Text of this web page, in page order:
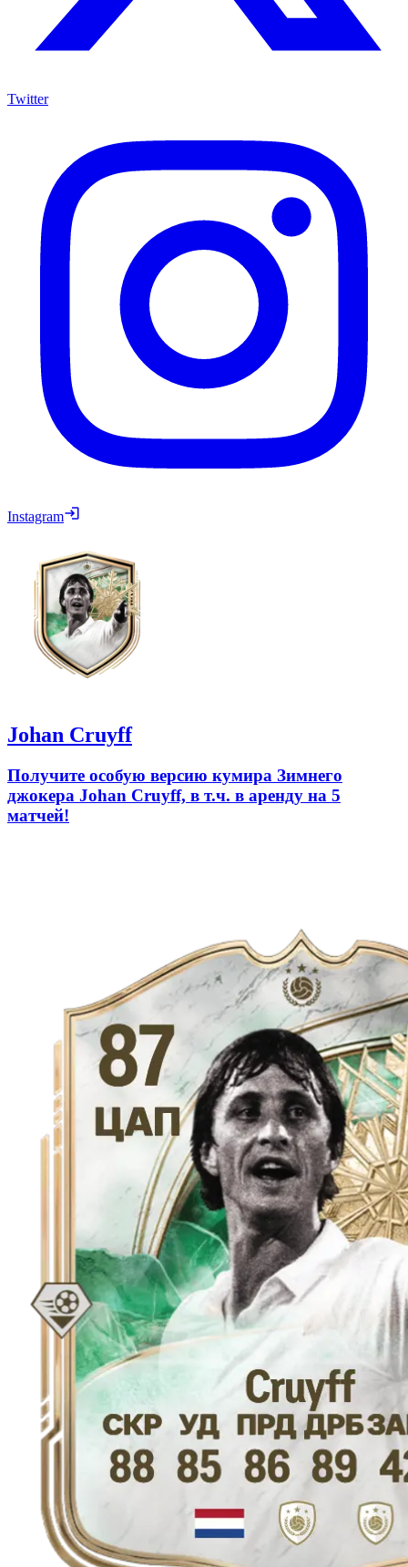
Twitter
Instagram
Johan Cruyff
Получите особую версию кумира Зимнего
джокера Johan Cruyff, в т.ч. в аренду на 5
матчей!